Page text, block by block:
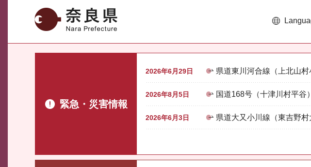
奈良県
緊急・災害情報
2026年6月29日 県道東川河合線（上北山
2026年8月5日 国道168号（十津川村平谷
2026年6月3日 県道大又小川線（東吉野